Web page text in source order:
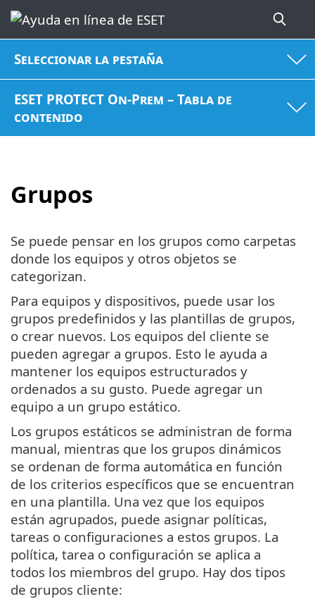
Seleccionar la pestaña
ESET PROTECT On-Prem – Tabla de
contenido
Grupos
Se puede pensar en los grupos como carpetas
donde los equipos y otros objetos se
categorizan.
Para equipos y dispositivos, puede usar los
grupos predefinidos y las plantillas de grupos,
o crear nuevos. Los equipos del cliente se
pueden agregar a grupos. Esto le ayuda a
mantener los equipos estructurados y
ordenados a su gusto. Puede agregar un
equipo a un grupo estático.
Los grupos estáticos se administran de forma
manual, mientras que los grupos dinámicos
se ordenan de forma automática en función
de los criterios específicos que se encuentran
en una plantilla. Una vez que los equipos
están agrupados, puede asignar políticas,
tareas o configuraciones a estos grupos. La
política, tarea o configuración se aplica a
todos los miembros del grupo. Hay dos tipos
de grupos cliente: